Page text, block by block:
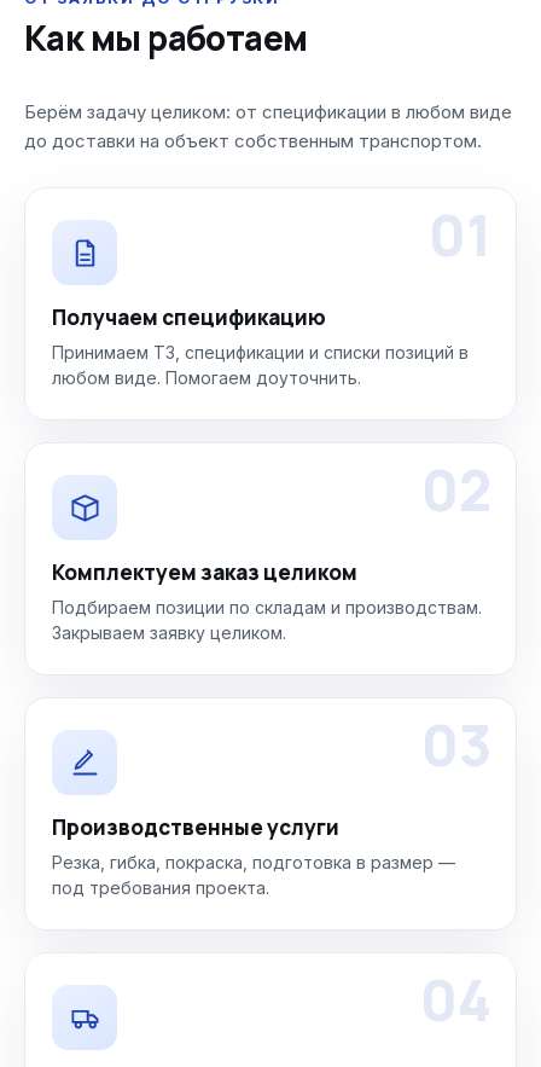
Как мы работаем
Берём задачу целиком: от спецификации в любом виде
до доставки на объект собственным транспортом.
01
Получаем спецификацию
Принимаем ТЗ, спецификации и списки позиций в
любом виде. Помогаем доуточнить.
02
Комплектуем заказ целиком
Подбираем позиции по складам и производствам.
Закрываем заявку целиком.
03
Производственные услуги
Резка, гибка, покраска, подготовка в размер —
под требования проекта.
04